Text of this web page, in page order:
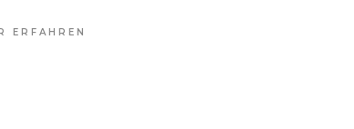
ERFAHREN